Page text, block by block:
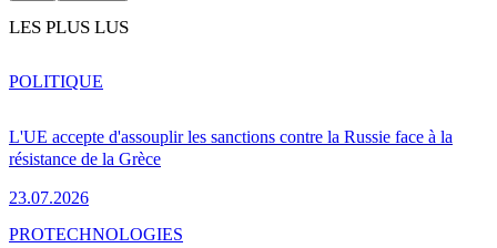
LES PLUS LUS
L'UE accepte d'assouplir les sanctions contre la Russie face à la
résistance de la Grèce
23.07.2026
POLITIQUE
PROTECHNOLOGIES